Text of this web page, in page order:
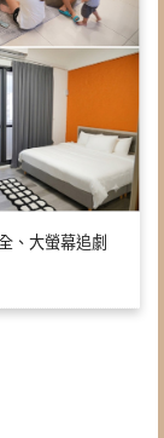
、大螢幕追劇